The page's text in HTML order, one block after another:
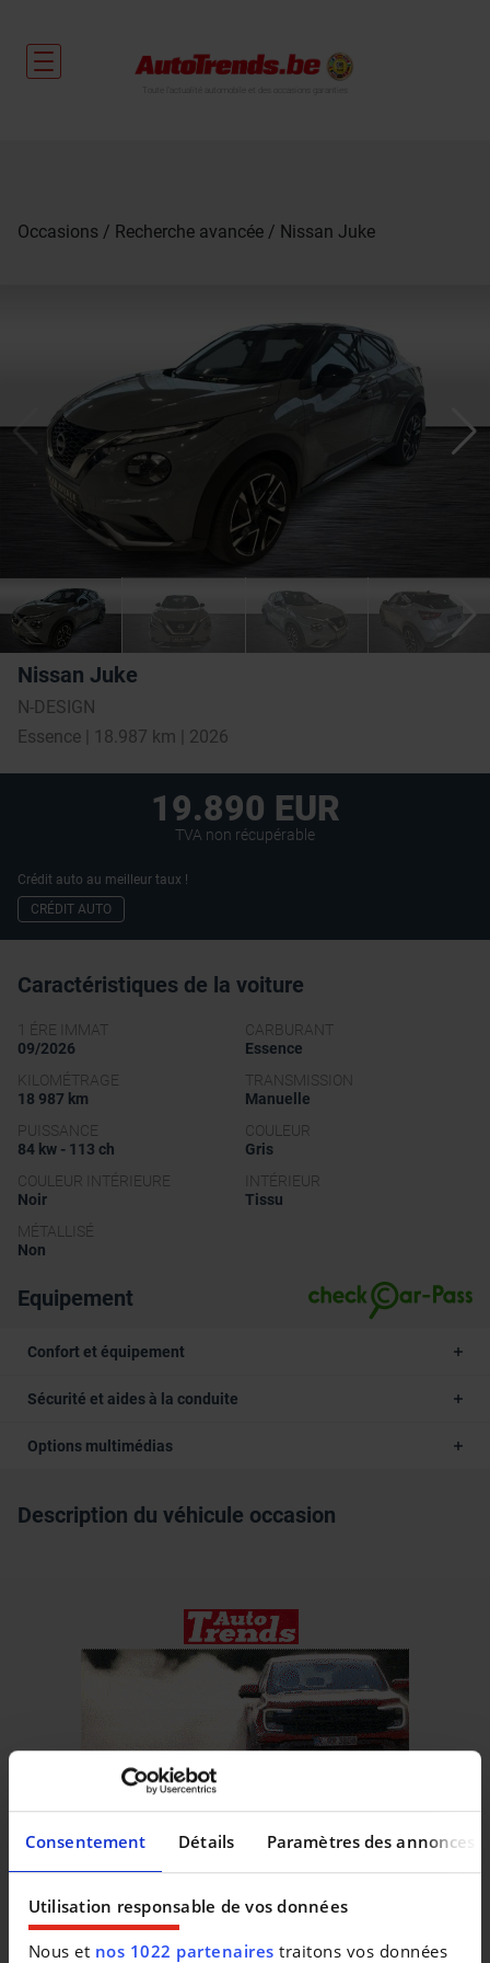
Consentement Détails Paramètres des annonces
Utilisation responsable de vos données
Nous et nos 1022 partenaires traitons vos données
Occasions Recherche avancée Nissan Juke
Nissan Juke
N-DESIGN
Essence | 18.987 km | 2026
19.890 EUR
TVA non récupérable
Crédit auto au meilleur taux !
CRÉDIT AUTO
Caractéristiques de la voiture
1 ÉRE IMMAT
09/2026
CARBURANT
Essence
KILOMÉTRAGE
18 987 km
TRANSMISSION
Manuelle
PUISSANCE
84 kw - 113 ch
COULEUR
Gris
COULEUR INTÉRIEURE
Noir
INTÉRIEUR
Tissu
MÉTALLISÉ
Non
Equipement
Confort et équipement
Sécurité et aides à la conduite
Options multimédias
Description du véhicule occasion
Véhicules similaires